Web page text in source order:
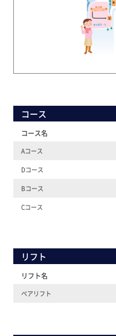
コース
コース名
Aコース
Dコース
Bコース
Cコース
リフト
リフト名
ペアリフト